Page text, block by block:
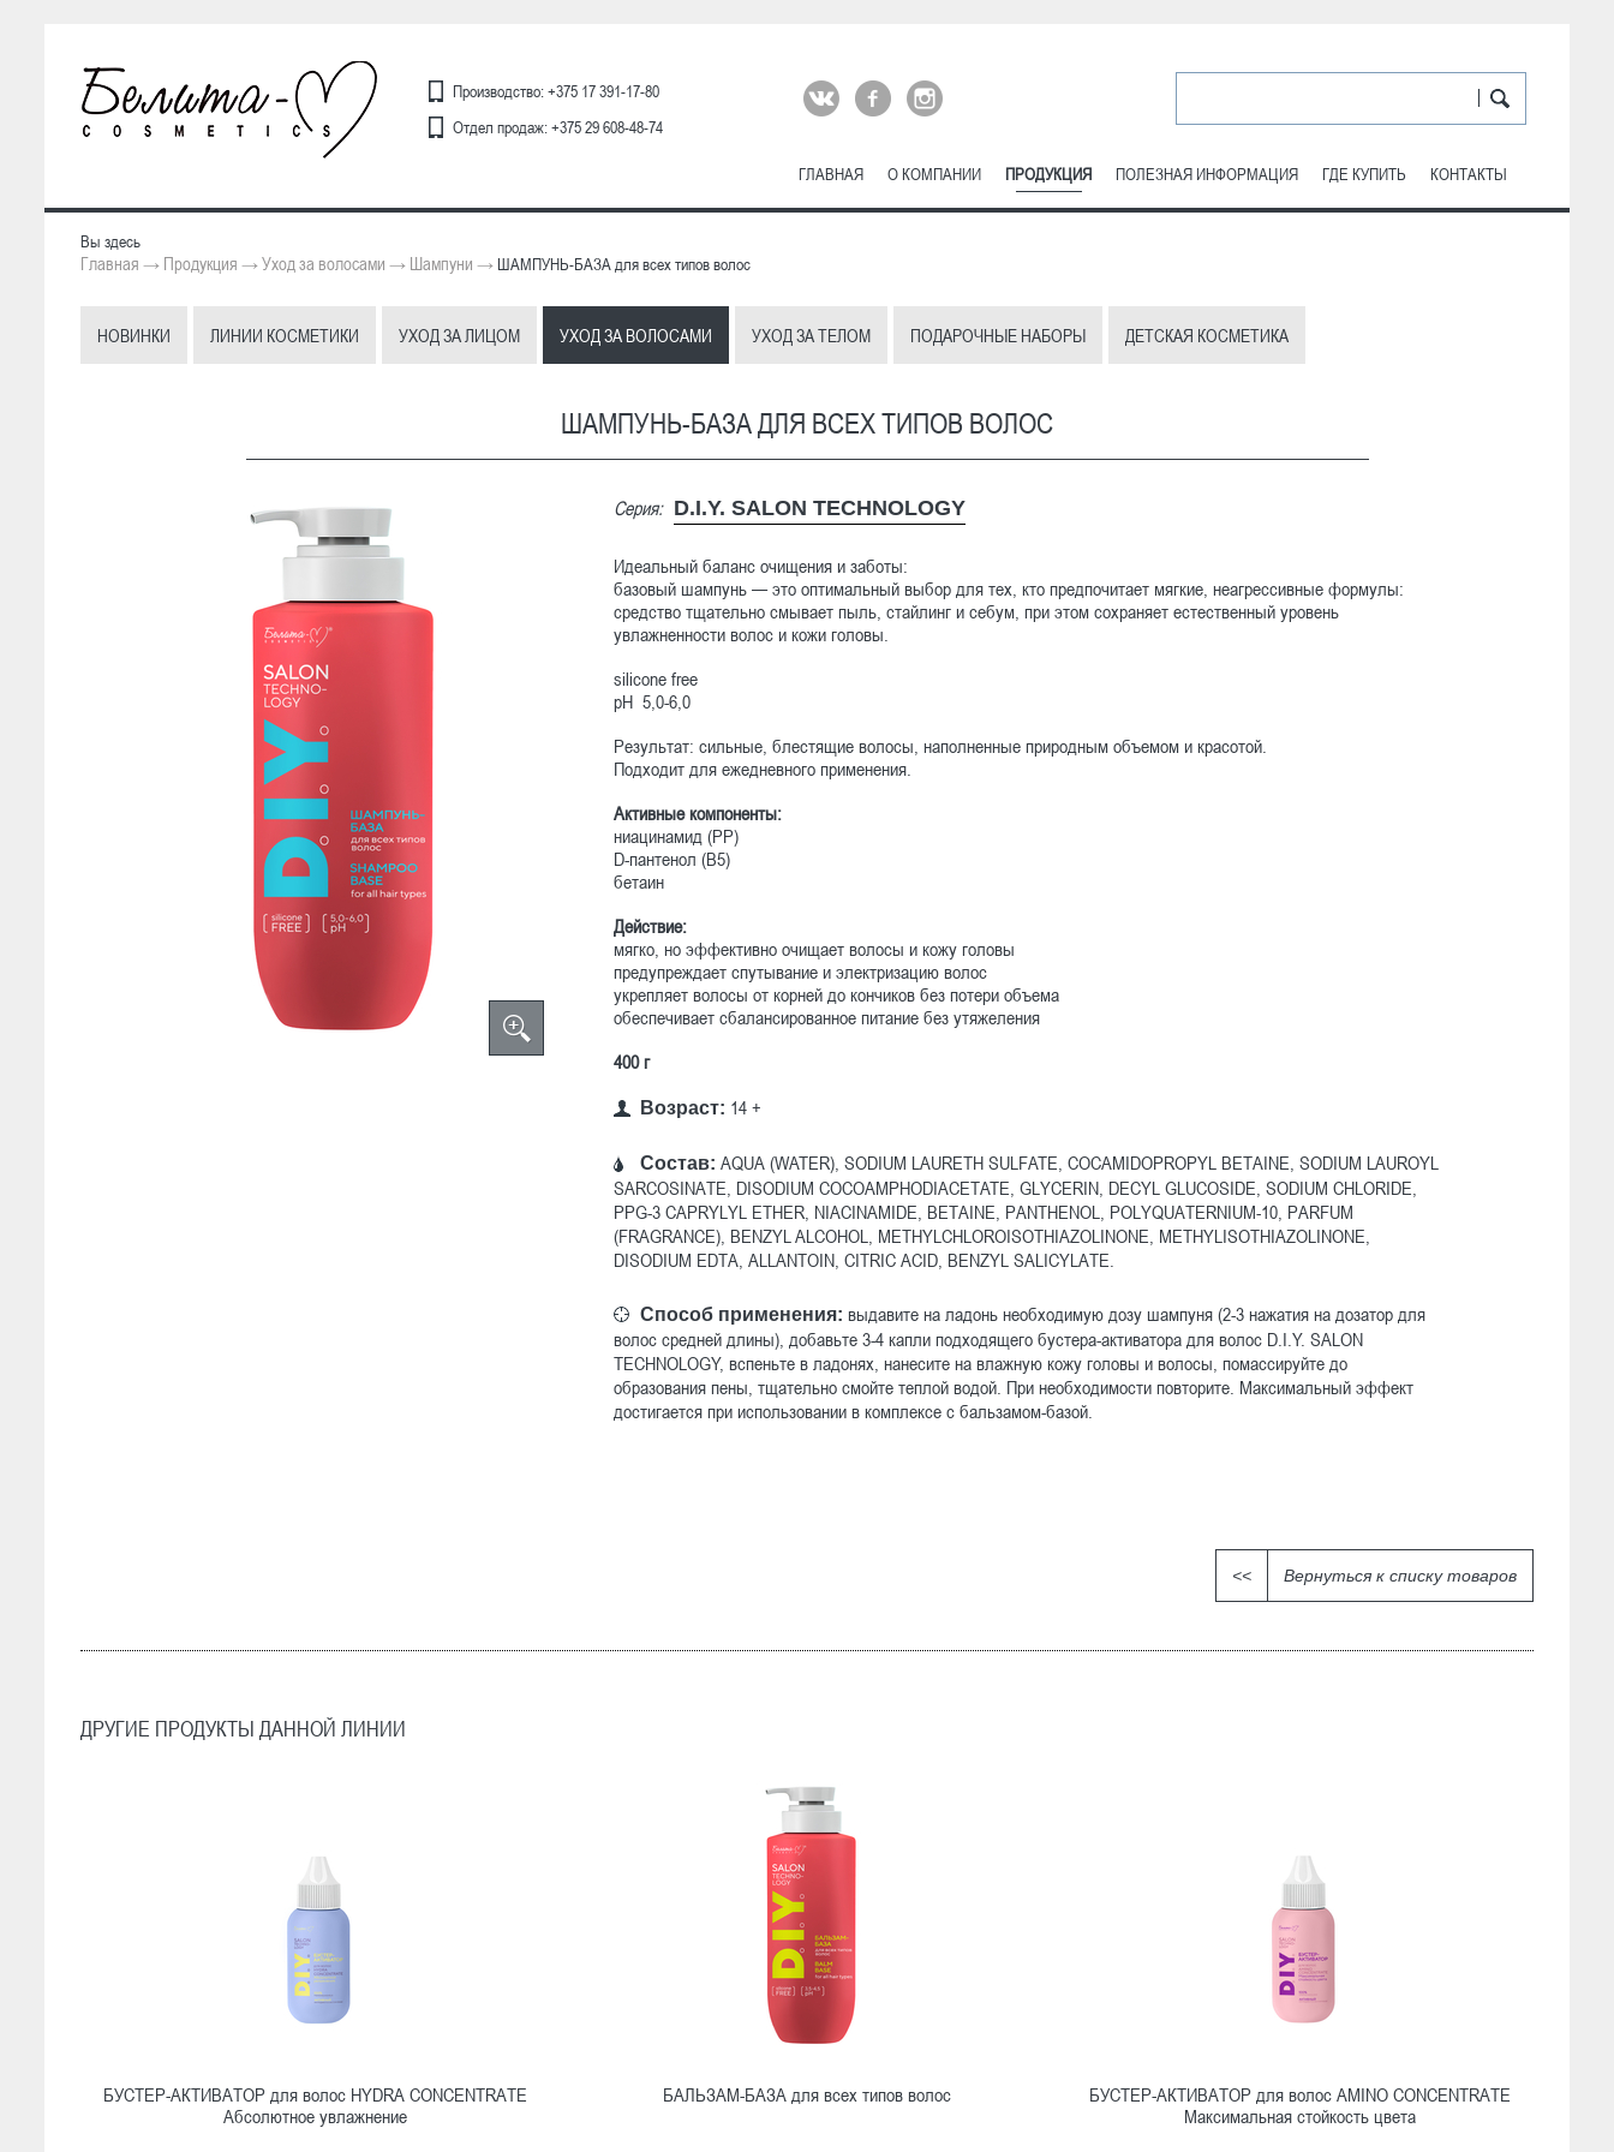
Производство: +375 17 391-17-80
Отдел продаж: +375 29 608-48-74
ГЛАВНАЯ О КОМПАНИИ ПРОДУКЦИЯ ПОЛЕЗНАЯ ИНФОРМАЦИЯ ГДЕ КУПИТЬ КОНТАКТЫ
Вы здесь
Главная → Продукция →Уход за волосами → Шампуни → ШАМПУНЬ-БАЗА для всех типов волос
НОВИНКИ ЛИНИИ КОСМЕТИКИ УХОД ЗА ЛИЦОМ УХОД ЗА ВОЛОСАМИ УХОД ЗА ТЕЛОМ ПОДАРОЧНЫЕ НАБОРЫ ДЕТСКАЯ КОСМЕТИКА
ШАМПУНЬ-БАЗА ДЛЯ ВСЕХ ТИПОВ ВОЛОС
Серия: D.I.Y. SALON TECHNOLOGY
Идеальный баланс очищения и заботы:
базовый шампунь — это оптимальный выбор для тех, кто предпочитает мягкие, неагрессивные формулы:
средство тщательно смывает пыль, стайлинг и себум, при этом сохраняет естественный уровень
увлажненности волос и кожи головы.
silicone free
pH 5,0-6,0
Результат: сильные, блестящие волосы, наполненные природным объемом и красотой.
Подходит для ежедневного применения.
Активные компоненты:
ниацинамид (РР)
D-пантенол (В5)
бетаин
Действие:
мягко, но эффективно очищает волосы и кожу головы
предупреждает спутывание и электризацию волос
укрепляет волосы от корней до кончиков без потери объема
обеспечивает сбалансированное питание без утяжеления
400 г
Возраст: 14 +
Состав: AQUA (WATER), SODIUM LAURETH SULFATE, COCAMIDOPROPYL BETAINE, SODIUM LAUROYL
SARCOSINATE, DISODIUM COCOAMPHODIACETATE, GLYCERIN, DECYL GLUCOSIDE, SODIUM CHLORIDE,
PPG-3 CAPRYLYL ETHER, NIACINAMIDE, BETAINE, PANTHENOL, POLYQUATERNIUM-10, PARFUM
(FRAGRANCE), BENZYL ALCOHOL, METHYLCHLOROISOTHIAZOLINONE, METHYLISOTHIAZOLINONЕ,
DISODIUM EDTA, ALLANTOIN, CITRIC ACID, BENZYL SALICYLATE.
Способ применения: выдавите на ладонь необходимую дозу шампуня (2-3 нажатия на дозатор для
волос средней длины), добавьте 3-4 капли подходящего бустера-активатора для волос D.I.Y. SALON
TECHNOLOGY, вспеньте в ладонях, нанесите на влажную кожу головы и волосы, помассируйте до
образования пены, тщательно смойте теплой водой. При необходимости повторите. Максимальный эффект
достигается при использовании в комплексе с бальзамом-базой.
<< Вернуться к списку товаров
ДРУГИЕ ПРОДУКТЫ ДАННОЙ ЛИНИИ
БУСТЕР-АКТИВАТОР для волос HYDRA CONCENTRATE
Абсолютное увлажнение
БАЛЬЗАМ-БАЗА для всех типов волос
БУСТЕР-АКТИВАТОР для волос AMINO CONCENTRATE
Максимальная стойкость цвета